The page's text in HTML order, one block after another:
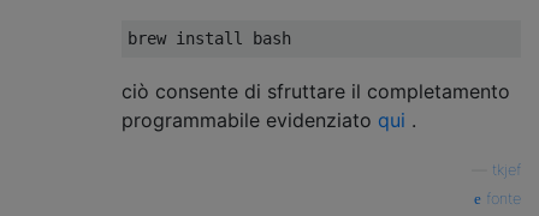
ciò consente di sfruttare il completamento
programmabile evidenziato qui .
tkjef
fonte